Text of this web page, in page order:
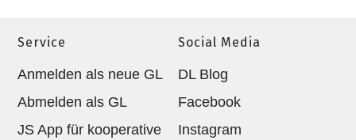
Service
Anmelden als neue GL
Abmelden als GL
JS App für kooperative
Social Media
DL Blog
Facebook
Instagram